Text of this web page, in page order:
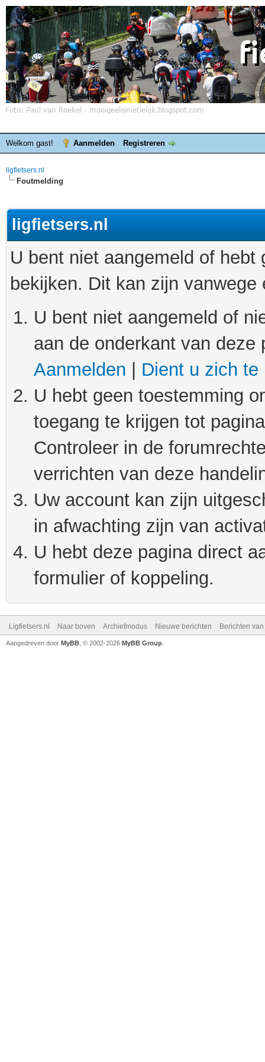
Welkom gast! Aanmelden Registreren
ligfietsers.nl
Foutmelding
ligfietsers.nl
U bent niet aangemeld of
bekijken. Dit kan zijn
U bent niet aangemeld of
aan de onderkant van
Aanmelden
Dient u zich te
U hebt geen toestemming
toegang te krijgen tot
Controleer in de
verrichten van deze
Uw account kan zijn
in afwachting zijn van
U hebt deze pagina direct
formulier of koppeling.
Ligfietsers.nl Naar boven Archiefmodus Nieuwe berichten Berichten
Aangedreven door MyBB , © 2002-2026 MyBB Group